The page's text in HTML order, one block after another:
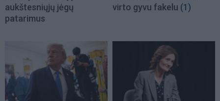
aukštesniųjų jėgų
patarimus
virto gyvu fakelu (1)